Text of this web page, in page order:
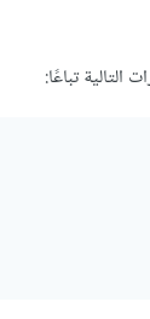
تباعًا: